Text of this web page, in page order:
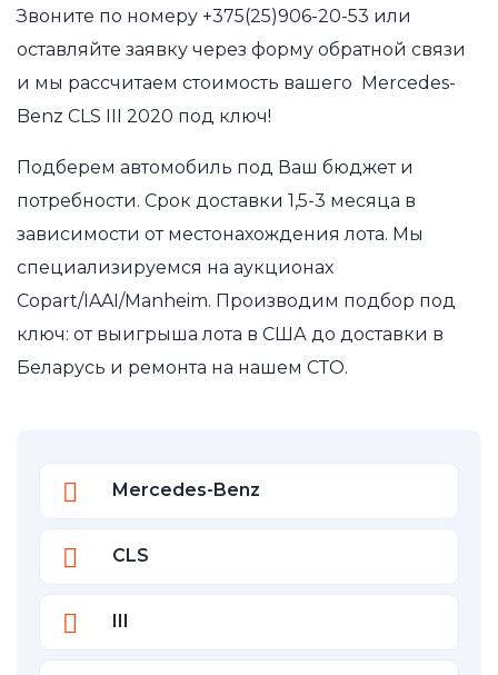
Звоните по номеру +375(25)906-20-53 или
оставляйте заявку через форму обратной связи
и мы рассчитаем стоимость вашего Mercedes-
Benz CLS III 2020 под ключ!
Подберем автомобиль под Ваш бюджет и
потребности. Срок доставки 1,5-3 месяца в
зависимости от местонахождения лота. Мы
специализируемся на аукционах
Copart/IAAI/Manheim. Производим подбор под
ключ: от выигрыша лота в США до доставки в
Беларусь и ремонта на нашем СТО.
Mercedes-Benz
CLS
III